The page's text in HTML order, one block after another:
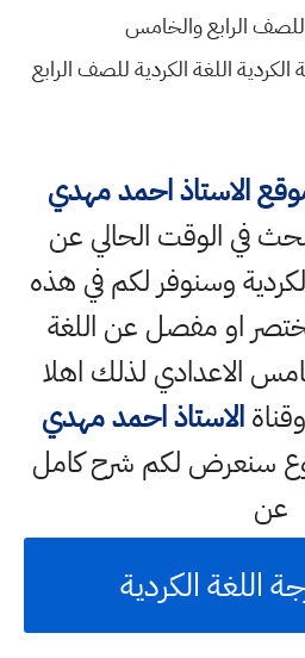
للصف الرابع والخامس
اللغة الكردية للصف الرابع
الاستاذ احمد مهدي
في الوقت الحالي عن
وسنوفر لكم في هذه
او مفصل عن اللغة
الاعدادي لذلك اهلا
الاستاذ احمد مهدي
سنعرض لكم شرح كامل
عن
اللغة الكردية